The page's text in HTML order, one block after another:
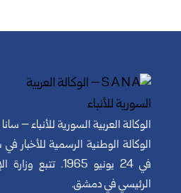
الوكالة العربية السورية للأنباء – سانا
الوكالة الوطنية الرسمية للأخبار
في 24 يونيو 1965. تتبع
الرئيسي في دمشق.